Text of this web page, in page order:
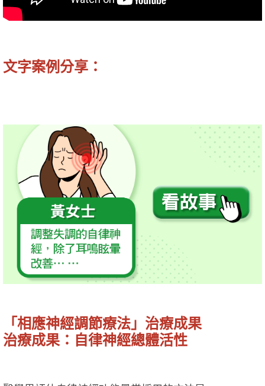
文字案例分享：
「相應神經調節療法」治療成果
治療成果：自律神經總體活性